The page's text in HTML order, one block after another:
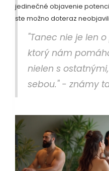
jedinečné objavenie
ste možno doteraz
"Tanec nie je len
ktorý nám
nielen s
sebou." - známy